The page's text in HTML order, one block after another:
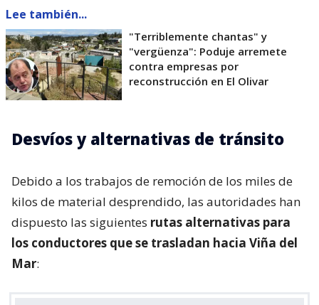
Lee también...
"Terriblemente chantas" y
"vergüenza": Poduje arremete
contra empresas por
reconstrucción en El Olivar
Desvíos y alternativas de tránsito
Debido a los trabajos de remoción de los miles de
kilos de material desprendido, las autoridades han
dispuesto las siguientes rutas alternativas para
los conductores que se trasladan hacia Viña del
Mar: